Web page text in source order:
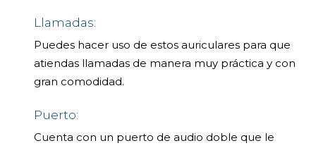
Llamadas:
Puedes hacer uso de estos auriculares para que
atiendas llamadas de manera muy práctica y con
gran comodidad.
Puerto:
Cuenta con un puerto de audio doble que le